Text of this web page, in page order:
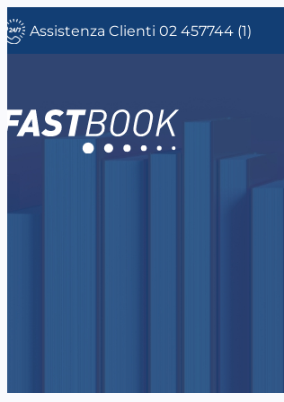
Vai
al
Assistenza Clienti 02 457744 (1)